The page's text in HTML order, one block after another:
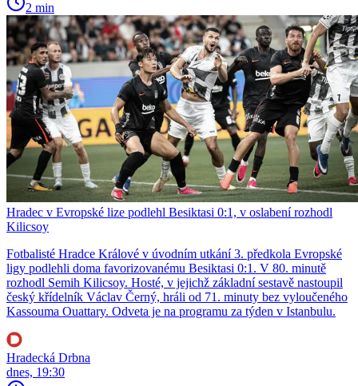
2 min
Hradec v Evropské lize podlehl Besiktasi 0:1, v oslabení rozhodl
Kilicsoy
Fotbalisté Hradce Králové v úvodním utkání 3. předkola Evropské
ligy podlehli doma favorizovanému Besiktasi 0:1. V 80. minutě
rozhodl Semih Kilicsoy. Hosté, v jejichž základní sestavě nastoupil
český křídelník Václav Černý, hráli od 71. minuty bez vyloučeného
Kassouma Ouattary. Odveta je na programu za týden v Istanbulu.
Hradecká Drbna
dnes, 19:30